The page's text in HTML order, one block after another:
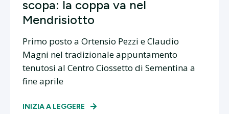
scopa: la coppa va nel
Mendrisiotto
Primo posto a Ortensio Pezzi e Claudio
Magni nel tradizionale appuntamento
tenutosi al Centro Ciossetto di Sementina a
fine aprile
INIZIA A LEGGERE